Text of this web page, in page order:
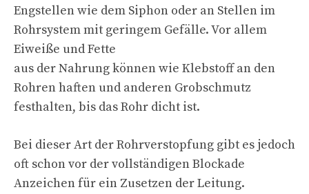
Engstellen wie dem Siphon oder an Stellen im
Rohrsystem mit geringem Gefälle. Vor allem
Eiweiße und Fette
aus der Nahrung können wie Klebstoff an den
Rohren haften und anderen Grobschmutz
festhalten, bis das Rohr dicht ist.
Bei dieser Art der Rohrverstopfung gibt es jedoch
oft schon vor der vollständigen Blockade
Anzeichen für ein Zusetzen der Leitung.